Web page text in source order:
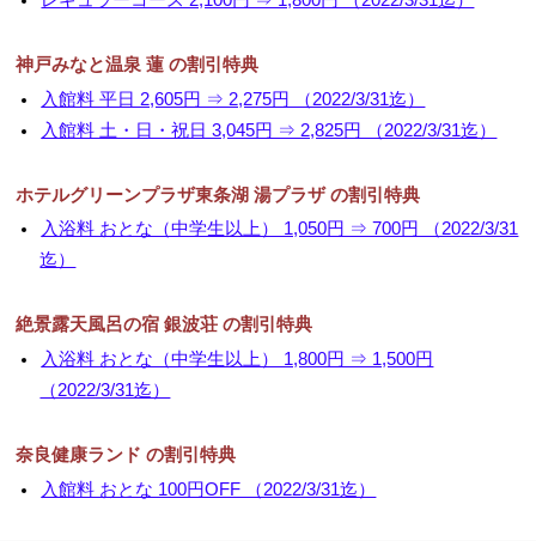
神戸みなと温泉 蓮 の割引特典
入館料 平日 2,605円 ⇒ 2,275円 （2022/3/31迄）
入館料 土・日・祝日 3,045円 ⇒ 2,825円 （2022/3/31迄）
ホテルグリーンプラザ東条湖 湯プラザ の割引特典
入浴料 おとな（中学生以上） 1,050円 ⇒ 700円 （2022/3/31
迄）
絶景露天風呂の宿 銀波荘 の割引特典
入浴料 おとな（中学生以上） 1,800円 ⇒ 1,500円
（2022/3/31迄）
奈良健康ランド の割引特典
入館料 おとな 100円OFF （2022/3/31迄）